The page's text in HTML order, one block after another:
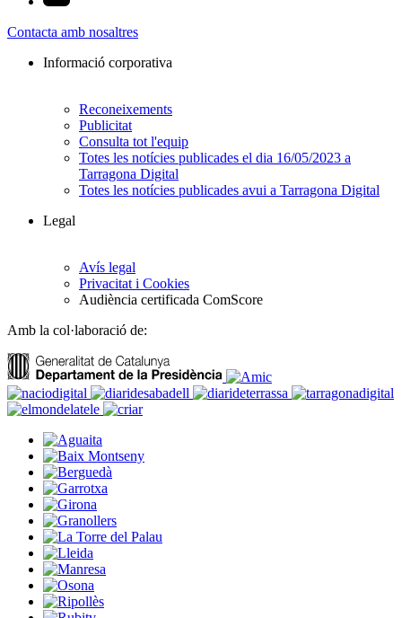
Contacta amb nosaltres
Informació corporativa
Reconeixements
Publicitat
Consulta tot l'equip
Totes les notícies publicades el dia 16/05/2023 a
Tarragona Digital
Totes les notícies publicades avui a Tarragona Digital
Legal
Avís legal
Privacitat i Cookies
Audiència certificada ComScore
Amb la col·laboració de: